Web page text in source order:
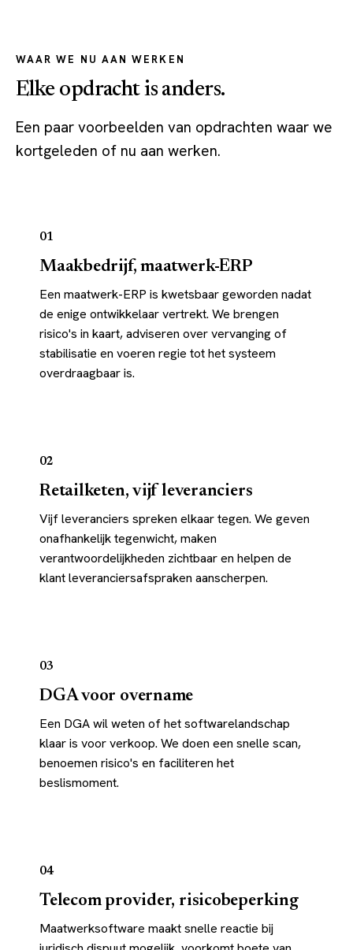
WAAR WE NU AAN WERKEN
Elke opdracht is anders.
Een paar voorbeelden van opdrachten waar we
kortgeleden of nu aan werken.
01
Maakbedrijf, maatwerk-ERP
Een maatwerk-ERP is kwetsbaar geworden nadat
de enige ontwikkelaar vertrekt. We brengen
risico's in kaart, adviseren over vervanging of
stabilisatie en voeren regie tot het systeem
overdraagbaar is.
02
Retailketen, vijf leveranciers
Vijf leveranciers spreken elkaar tegen. We geven
onafhankelijk tegenwicht, maken
verantwoordelijkheden zichtbaar en helpen de
klant leveranciersafspraken aanscherpen.
03
DGA voor overname
Een DGA wil weten of het softwarelandschap
klaar is voor verkoop. We doen een snelle scan,
benoemen risico's en faciliteren het
beslismoment.
04
Telecom provider, risicobeperking
Maatwerksoftware maakt snelle reactie bij